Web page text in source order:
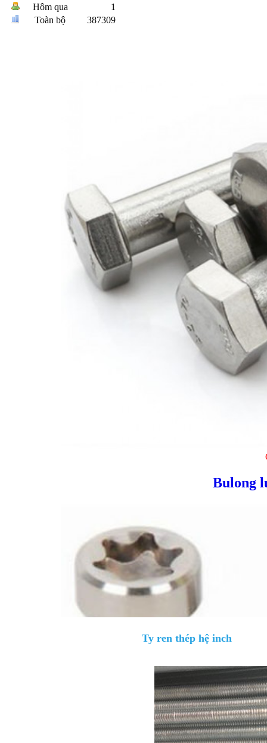
Hôm qua
1
Toàn bộ
387309
Ty ren thép hệ inch